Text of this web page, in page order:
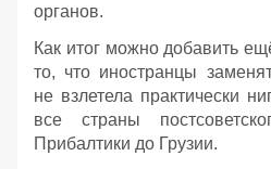
органов.
Как итог можно добавить
то, что иностранцы
не взлетела практически
все страны
Прибалтики до Грузии.